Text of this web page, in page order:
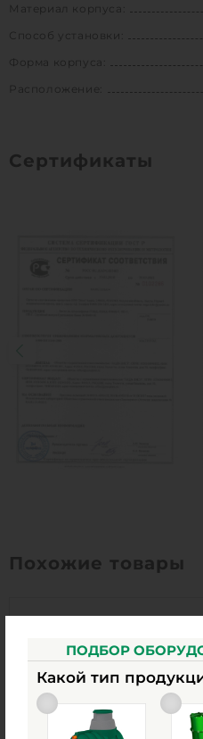
Материал корпуса:
Способ установки:
Форма корпуса:
Расположение:
Сертификаты
Похожие товары
ПОДБОР
Какой тип